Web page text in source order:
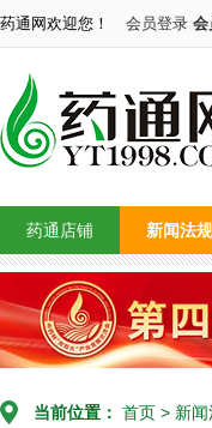
药通网欢迎您！ 会员登录 会
药通店铺 新闻法规
当前位置： 首页 > 新